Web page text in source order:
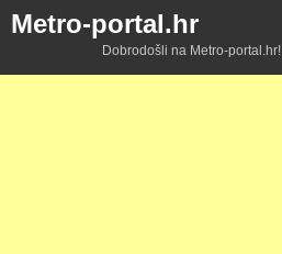
Metro-portal.hr
Dobrodošli na Metro-portal.hr!